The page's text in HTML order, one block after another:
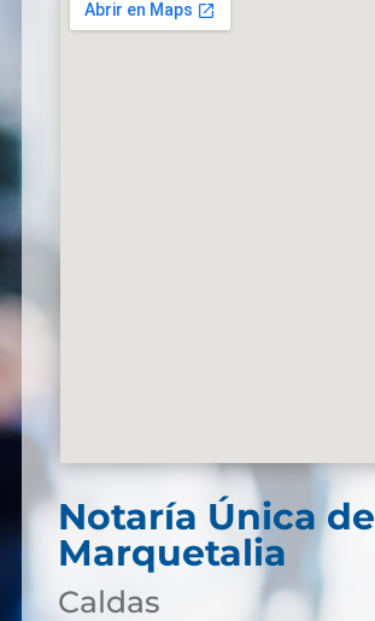
Notaría Única de
Marquetalia
Caldas